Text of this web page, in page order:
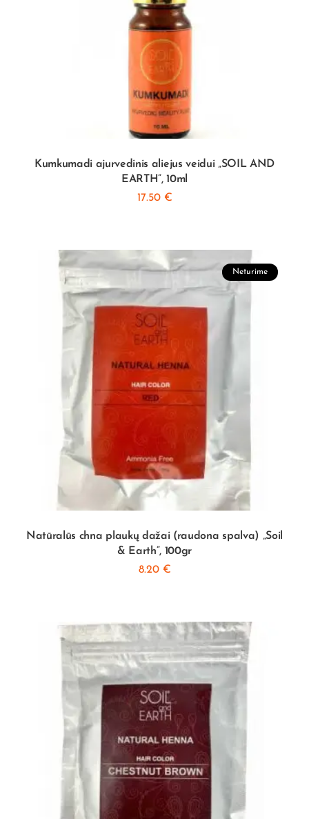
Kumkumadi ajurvedinis aliejus veidui „SOIL AND
EARTH”, 10ml
17.50 €
Neturime
Natūralūs chna plaukų dažai (raudona spalva) „Soil
& Earth”, 100gr
8.20 €